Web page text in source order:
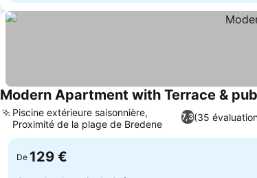
Modern Apartment with Terrace &
7,3(35
Piscine extérieure saisonnière,
Proximité de la plage de Bredene
De 129 €